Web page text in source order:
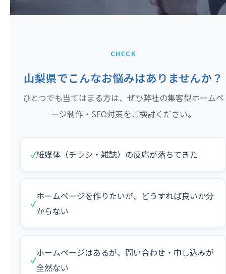
CHECK
山梨県でこんなお悩みはありませんか？
ひとつでも当てはまる方は、ぜひ弊社の集客型ホームペ
ージ制作・SEO対策をご検討ください。
✓紙媒体（チラシ・雑誌）の反応が落ちてきた
✓
ホームページを作りたいが、どうすれば良いか分
からない
✓
ホームページはあるが、問い合わせ・申し込みが
全然ない